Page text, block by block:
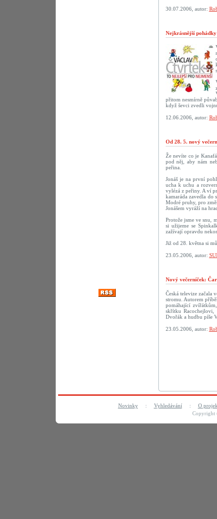
30.07.2006, autor:
Nejkrásnější
přitom nesmírně
když ševci zvedli
12.06.2006, autor:
Od 28. 5. nový
Že nevíte co je
pod něj, aby nám
peřina.
Jonáš je na první
ucha k uchu a
vylézá z peřiny. A ví
kamaráda zavedla do
Modré pruhy, pro
Jonášem vyráží na
Protože jsme ve snu,
si užijeme se
zažívají opravdu
Již od 28. května si
23.05.2006, autor:
Nový večerníček:
Česká televize začala
stromu. Autorem
pomáhající
skřítku
Dvořák a hudbu píše
23.05.2006, autor:
Novinky: Vyhledávání: O
Copyright